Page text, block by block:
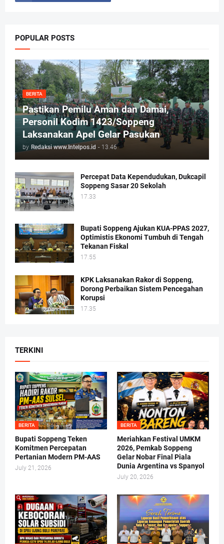
POPULAR POSTS
BERITA
Pastikan Pemilu Aman dan Damai,
Personil Kodim 1423/Soppeng
Laksanakan Apel Gelar Pasukan
by Redaksi www.Intelpos.id - 13.46
Percepat Data Kependudukan, Dukcapil
Soppeng Sasar 20 Sekolah
17.33
Bupati Soppeng Ajukan KUA-PPAS 2027,
Optimistis Ekonomi Tumbuh di Tengah
Tekanan Fiskal
17.55
KPK Laksanakan Rakor di Soppeng,
Dorong Perbaikan Sistem Pencegahan
Korupsi
17.35
TERKINI
BERITA
Bupati Soppeng Teken
Komitmen Percepatan
Pertanian Modern PM-AAS
July 21, 2026
BERITA
Meriahkan Festival UMKM
2026, Pemkab Soppeng
Gelar Nobar Final Piala
Dunia Argentina vs Spanyol
July 20, 2026